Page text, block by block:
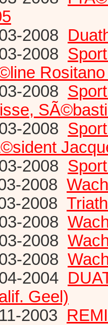
2008
2008
2008
2008
2008
2008
2008
2008
2008
2008
2004
Geel)
2003